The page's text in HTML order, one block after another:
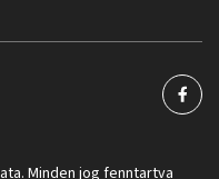
Minden jog fenntartva